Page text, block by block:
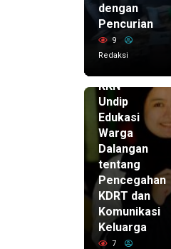
dengan
Pencurian
9
Redaksi
KKN
Undip
Edukasi
Warga
Dalangan
tentang
Pencegahan
KDRT dan
Komunikasi
Keluarga
7